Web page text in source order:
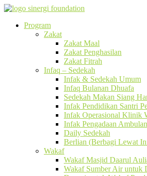
Program
Zakat
Zakat Maal
Zakat Penghasilan
Zakat Fitrah
Infaq – Sedekah
Infak & Sedekah Umum
Infaq Bulanan Dhuafa
Sedekah Makan Siang
Infak Pendidikan Santri
Infak Operasional Klinik
Infak Pengadaan
Daily Sedekah
Berlian (Berbagi Lewat
Wakaf
Wakaf Masjid Daarul
Wakaf Sumber Air untuk